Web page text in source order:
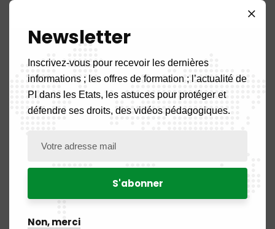
Catégories
A la une
Actualité
Actualités des Pays
Burkina Faso
Newsletter
Inscrivez-vous pour recevoir les dernières
informations ; les offres de formation ; l’actualité de
PI dans les Etats, les astuces pour protéger et
défendre ses droits, des vidéos pédagogiques.
Non, merci